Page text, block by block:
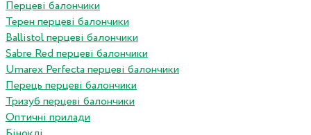
Перцеві балончики
Терен перцеві балончики
Ballistol перцеві балончики
Sabre Red перцеві балончики
Umarex Perfecta перцеві балончики
Перець перцеві балончики
Тризуб перцеві балончики
Оптичні прилади